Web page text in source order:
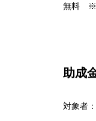
無料 ※
助
対象者